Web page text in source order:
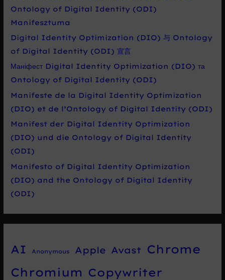
Ontology of Digital Identity (ODI)
Manifesztuma
Digital Identity Optimization (DIO) 与 Ontology
of Digital Identity (ODI) 宣言
Маніфест Digital Identity Optimization (DIO) та
Ontology of Digital Identity (ODI)
Manifeste de la Digital Identity Optimization
(DIO) et de l’Ontology of Digital Identity (ODI)
Manifest der Digital Identity Optimization
(DIO) und die Ontology of Digital Identity
(ODI)
Manifesto of Digital Identity Optimization
(DIO) and the Ontology of Digital Identity
(ODI)
AI Anonymous Apple Avast
Chrome
Chromium Copywriter